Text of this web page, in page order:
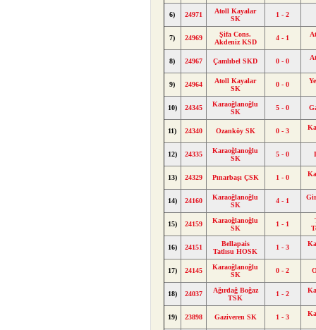
6) 24971
Atoll Kayalar
SK
1 - 2
7) 24969
Şifa Cons.
Akdeniz KSD
4 - 1
8) 24967 Çamlıbel SKD 0 - 0
9) 24964
Atoll Kayalar
SK
0 - 0
10) 24345
Karaoğlanoğlu
SK
5 - 0
11) 24340 Ozanköy SK 0 - 3
12) 24335
Karaoğlanoğlu
SK
5 - 0
13) 24329 Pınarbaşı ÇSK 1 - 0
14) 24160
Karaoğlanoğlu
SK
4 - 1
15) 24159
Karaoğlanoğlu
SK
1 - 1
16) 24151
Bellapais
Tatlısu HOSK
1 - 3
17) 24145
Karaoğlanoğlu
SK
0 - 2
18) 24037
Ağırdağ Boğaz
TSK
1 - 2
19) 23898 Gaziveren SK 1 - 3